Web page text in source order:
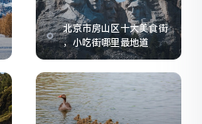
北京市房山区十大美食街
，小吃街哪里最地道